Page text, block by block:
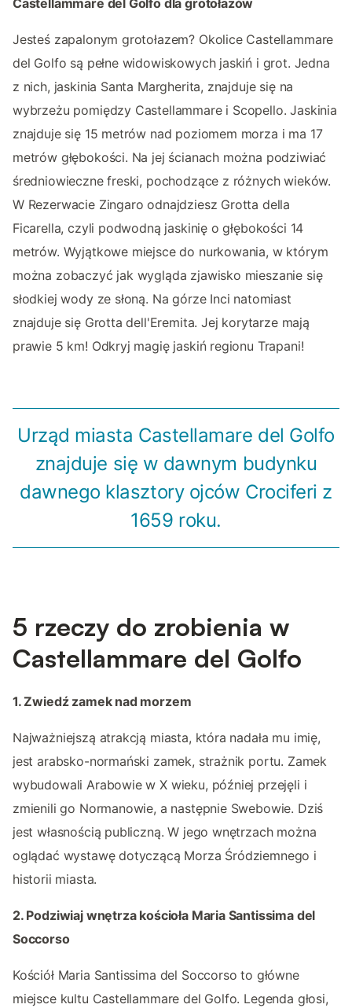
Castellammare del Golfo dla grotołazów
Jesteś zapalonym grotołazem? Okolice Castellammare
del Golfo są pełne widowiskowych jaskiń i grot. Jedna
z nich, jaskinia Santa Margherita, znajduje się na
wybrzeżu pomiędzy Castellammare i Scopello. Jaskinia
znajduje się 15 metrów nad poziomem morza i ma 17
metrów głębokości. Na jej ścianach można podziwiać
średniowieczne freski, pochodzące z różnych wieków.
W Rezerwacie Zingaro odnajdziesz Grotta della
Ficarella, czyli podwodną jaskinię o głębokości 14
metrów. Wyjątkowe miejsce do nurkowania, w którym
można zobaczyć jak wygląda zjawisko mieszanie się
słodkiej wody ze słoną. Na górze Inci natomiast
znajduje się Grotta dell'Eremita. Jej korytarze mają
prawie 5 km! Odkryj magię jaskiń regionu Trapani!
Urząd miasta Castellamare del Golfo
znajduje się w dawnym budynku
dawnego klasztory ojców Crociferi z
1659 roku.
5 rzeczy do zrobienia w
Castellammare del Golfo
1. Zwiedź zamek nad morzem
Najważniejszą atrakcją miasta, która nadała mu imię,
jest arabsko-normański zamek, strażnik portu. Zamek
wybudowali Arabowie w X wieku, później przejęli i
zmienili go Normanowie, a następnie Swebowie. Dziś
jest własnością publiczną. W jego wnętrzach można
oglądać wystawę dotyczącą Morza Śródziemnego i
historii miasta.
2. Podziwiaj wnętrza kościoła Maria Santissima del
Soccorso
Kościół Maria Santissima del Soccorso to główne
miejsce kultu Castellammare del Golfo. Legenda głosi,